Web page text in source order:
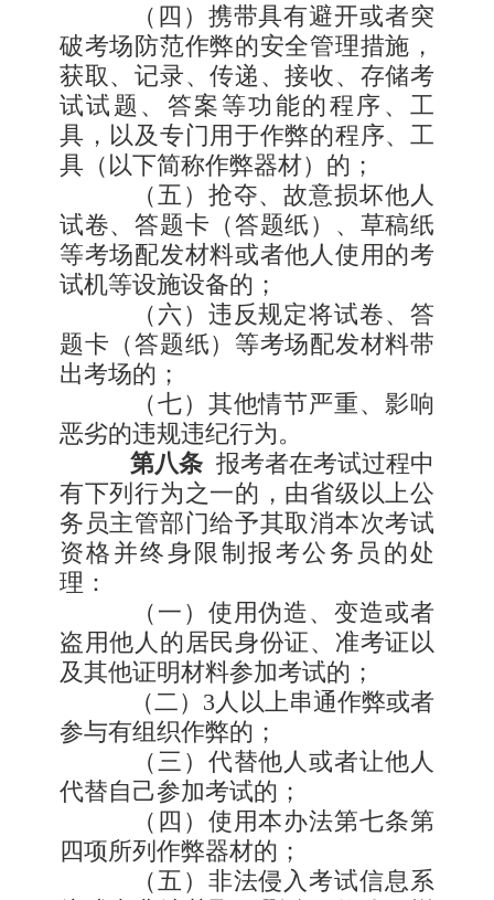
（四）携带具有避开或者突
破考场防范作弊的安全管理措施，
获取、记录、传递、接收、存储考
试试题、答案等功能的程序、工
具，以及专门用于作弊的程序、工
具（以下简称作弊器材）的；
（五）抢夺、故意损坏他人
试卷、答题卡（答题纸）、草稿纸
等考场配发材料或者他人使用的考
试机等设施设备的；
（六）违反规定将试卷、答
题卡（答题纸）等考场配发材料带
出考场的；
（七）其他情节严重、影响
恶劣的违规违纪行为。
第八条 报考者在考试过程中
有下列行为之一的，由省级以上公
务员主管部门给予其取消本次考试
资格并终身限制报考公务员的处
理：
（一）使用伪造、变造或者
盗用他人的居民身份证、准考证以
及其他证明材料参加考试的；
（二） 3 人以上串通作弊或者
参与有组织作弊的；
（三）代替他人或者让他人
代替自己参加考试的；
（四）使用本办法第七条第
四项所列作弊器材的；
（五）非法侵入考试信息系